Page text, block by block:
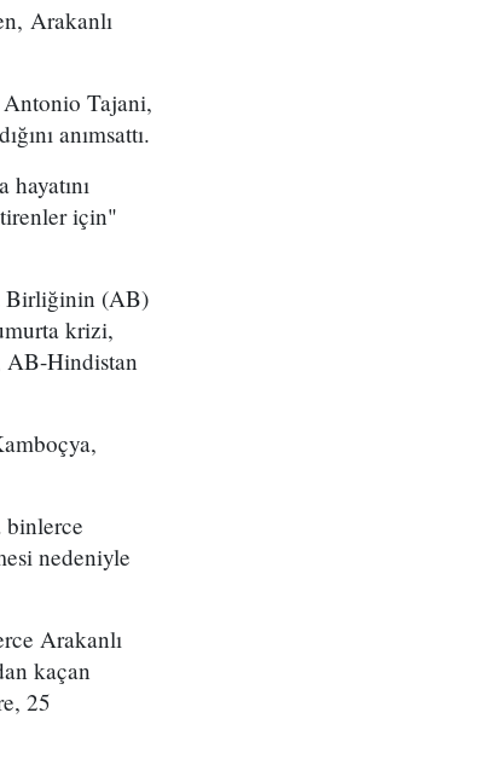
Arakanlı
Antonio Tajani,
anımsattı.
için"
Birliğinin (AB)
krizi,
Hindistan
binlerce
nedeniyle
Arakanlı
kaçan
25